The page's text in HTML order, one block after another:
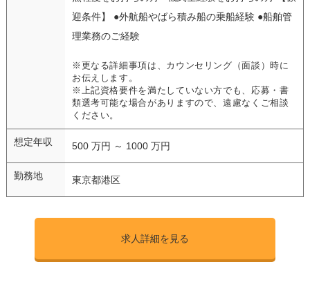
迎条件】 ●外航船やばら積み船の乗船経験 ●船舶管
理業務のご経験
※更なる詳細事項は、カウンセリング（面談）時に
お伝えします。
※上記資格要件を満たしていない方でも、応募・書
類選考可能な場合がありますので、遠慮なくご相談
ください。
想定年収 500 万円 ～ 1000 万円
勤務地 東京都港区
求人詳細を見る